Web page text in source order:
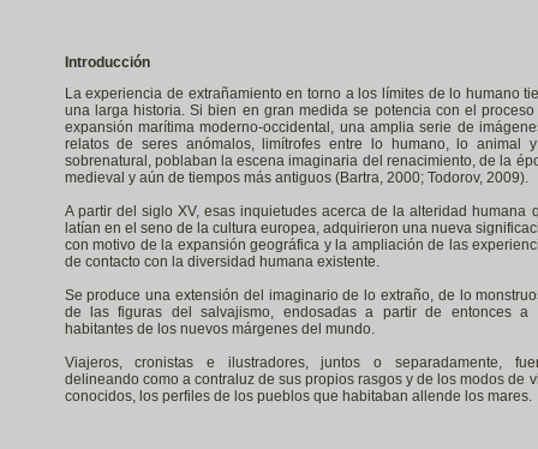
Introducción
La experiencia de extrañamiento en torno a los límites de lo humano
una larga historia. Si bien en gran medida se potencia con el proceso
expansión marítima moderno-occidental, una amplia serie de
relatos de seres anómalos, limítrofes entre lo humano, lo animal
sobrenatural, poblaban la escena imaginaria del renacimiento, de la
medieval y aún de tiempos más antiguos (Bartra, 2000; Todorov, 2009).
A partir del siglo XV, esas inquietudes acerca de la alteridad humana
latían en el seno de la cultura europea, adquirieron una nueva
con motivo de la expansión geográfica y la ampliación de las
de contacto con la diversidad humana existente.
Se produce una extensión del imaginario de lo extraño, de lo
de las figuras del salvajismo, endosadas a partir de entonces a
habitantes de los nuevos márgenes del mundo.
Viajeros, cronistas e ilustradores, juntos o separadamente,
delineando como a contraluz de sus propios rasgos y de los modos de
conocidos, los perfiles de los pueblos que habitaban allende los mares.